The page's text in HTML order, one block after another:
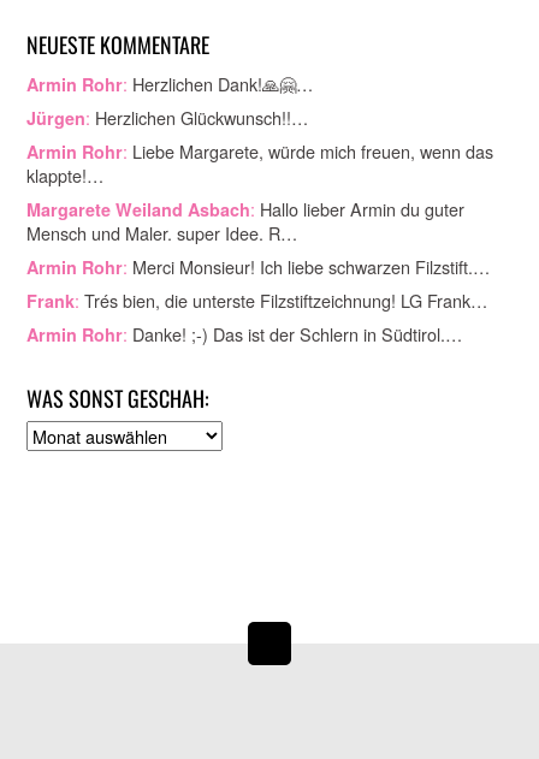
NEUESTE KOMMENTARE
Armin Rohr: Herzlichen Dank!🙏🤗…
Jürgen: Herzlichen Glückwunsch!!…
Armin Rohr: Liebe Margarete, würde mich freuen, wenn das
klappte!…
Margarete Weiland Asbach: Hallo lieber Armin du guter
Mensch und Maler. super Idee. R…
Armin Rohr: Merci Monsieur! Ich liebe schwarzen Filzstift.…
Frank: Trés bien, die unterste Filzstiftzeichnung! LG Frank…
Armin Rohr: Danke! ;-) Das ist der Schlern in Südtirol.…
WAS SONST GESCHAH:
A